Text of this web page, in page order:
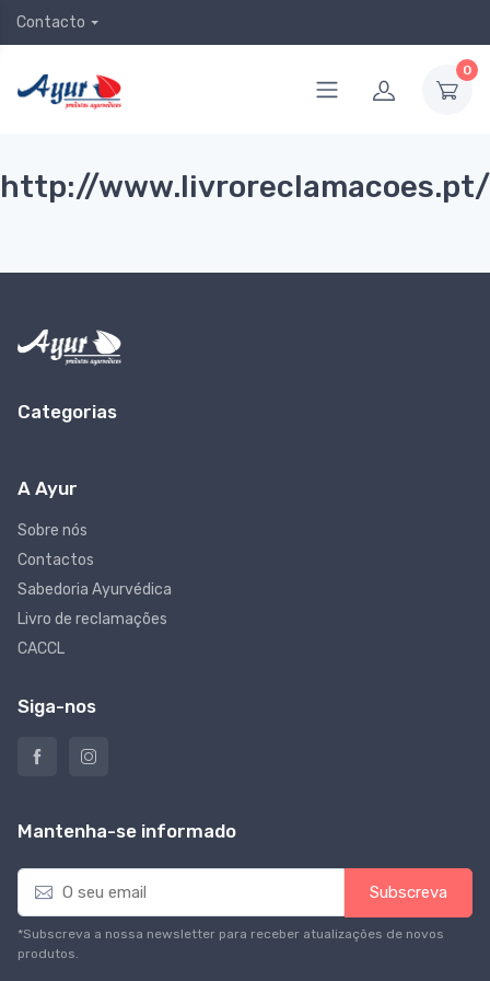
Contacto
0
http://www.livroreclamacoes.pt/
Categorias
A Ayur
Sobre nós
Contactos
Sabedoria Ayurvédica
Livro de reclamações
CACCL
Siga-nos
Mantenha-se informado
E
a
i
l
Subscreva
*Subscreva a nossa newsletter para receber atualizações de novos
produtos.